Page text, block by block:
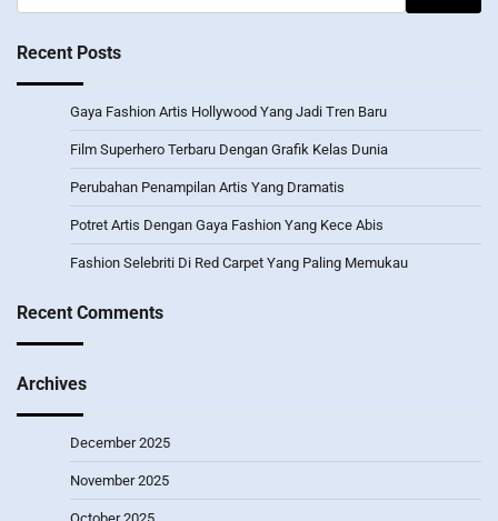
for:
Recent Posts
Gaya Fashion Artis Hollywood Yang Jadi Tren Baru
Film Superhero Terbaru Dengan Grafik Kelas Dunia
Perubahan Penampilan Artis Yang Dramatis
Potret Artis Dengan Gaya Fashion Yang Kece Abis
Fashion Selebriti Di Red Carpet Yang Paling Memukau
Recent Comments
Archives
December 2025
November 2025